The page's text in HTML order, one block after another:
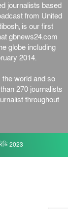
journalists based
from United
is our first
gbnews24.com
globe including
2014.
world and so
270 journalists
throughout
2023